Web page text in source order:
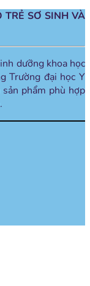
TRẺ SƠ SINH VÀ
dưỡng khoa học
Trường đại học Y
phẩm phù hợp